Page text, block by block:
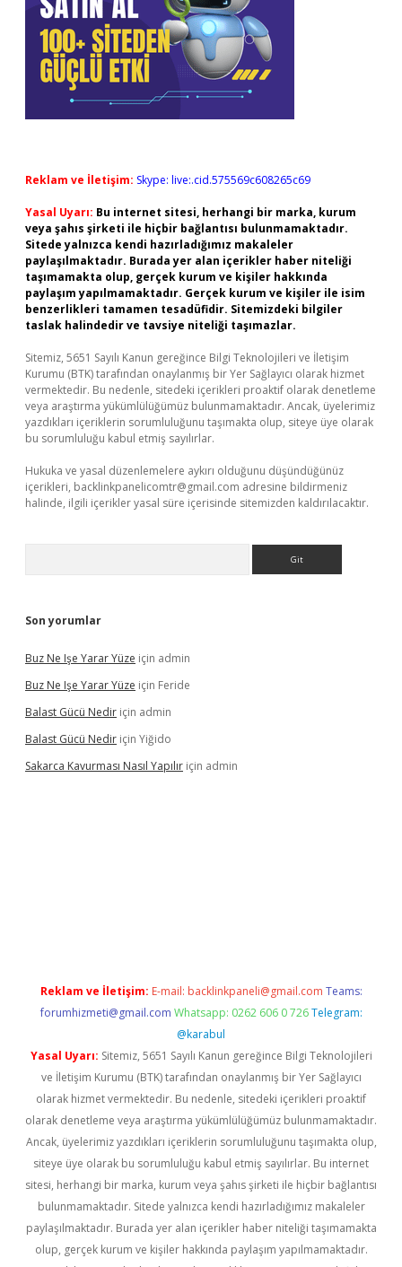
Reklam ve İletişim: Skype: live:.cid.575569c608265c69
Yasal Uyarı: Bu internet sitesi, herhangi bir marka, kurum
veya şahıs şirketi ile hiçbir bağlantısı bulunmamaktadır.
Sitede yalnızca kendi hazırladığımız makaleler
paylaşılmaktadır. Burada yer alan içerikler haber niteliği
taşımamakta olup, gerçek kurum ve kişiler hakkında
paylaşım yapılmamaktadır. Gerçek kurum ve kişiler ile isim
benzerlikleri tamamen tesadüfidir. Sitemizdeki bilgiler
taslak halindedir ve tavsiye niteliği taşımazlar.
Sitemiz, 5651 Sayılı Kanun gereğince Bilgi Teknolojileri ve İletişim
Kurumu (BTK) tarafından onaylanmış bir Yer Sağlayıcı olarak hizmet
vermektedir. Bu nedenle, sitedeki içerikleri proaktif olarak denetleme
veya araştırma yükümlülüğümüz bulunmamaktadır. Ancak, üyelerimiz
yazdıkları içeriklerin sorumluluğunu taşımakta olup, siteye üye olarak
bu sorumluluğu kabul etmiş sayılırlar.
Hukuka ve yasal düzenlemelere aykırı olduğunu düşündüğünüz
içerikleri, backlinkpanelicomtr@gmail.com adresine bildirmeniz
halinde, ilgili içerikler yasal süre içerisinde sitemizden kaldırılacaktır.
Son yorumlar
Buz Ne Işe Yarar Yüze için admin
Buz Ne Işe Yarar Yüze için Feride
Balast Gücü Nedir için admin
Balast Gücü Nedir için Yiğido
Sakarca Kavurması Nasıl Yapılır için admin
Reklam ve İletişim: E-mail: backlinkpaneli@gmail.com Teams:
forumhizmeti@gmail.com Whatsapp: 0262 606 0 726 Telegram:
@karabul
Yasal Uyarı: Sitemiz, 5651 Sayılı Kanun gereğince Bilgi Teknolojileri
ve İletişim Kurumu (BTK) tarafından onaylanmış bir Yer Sağlayıcı
olarak hizmet vermektedir. Bu nedenle, sitedeki içerikleri proaktif
olarak denetleme veya araştırma yükümlülüğümüz bulunmamaktadır.
Ancak, üyelerimiz yazdıkları içeriklerin sorumluluğunu taşımakta olup,
siteye üye olarak bu sorumluluğu kabul etmiş sayılırlar. Bu internet
sitesi, herhangi bir marka, kurum veya şahıs şirketi ile hiçbir bağlantısı
bulunmamaktadır. Sitede yalnızca kendi hazırladığımız makaleler
paylaşılmaktadır. Burada yer alan içerikler haber niteliği taşımamakta
olup, gerçek kurum ve kişiler hakkında paylaşım yapılmamaktadır.